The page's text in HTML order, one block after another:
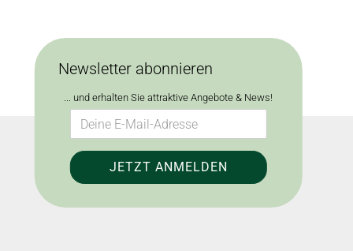
Newsletter abonnieren
... und erhalten Sie attraktive Angebote & News!